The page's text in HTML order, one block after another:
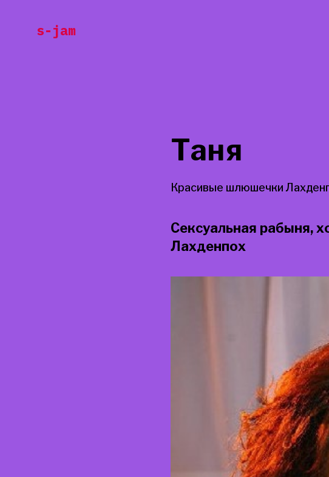
s-jam
Таня
Красивые шлюшечки
Сексуальная рабыня,
Лахденпох